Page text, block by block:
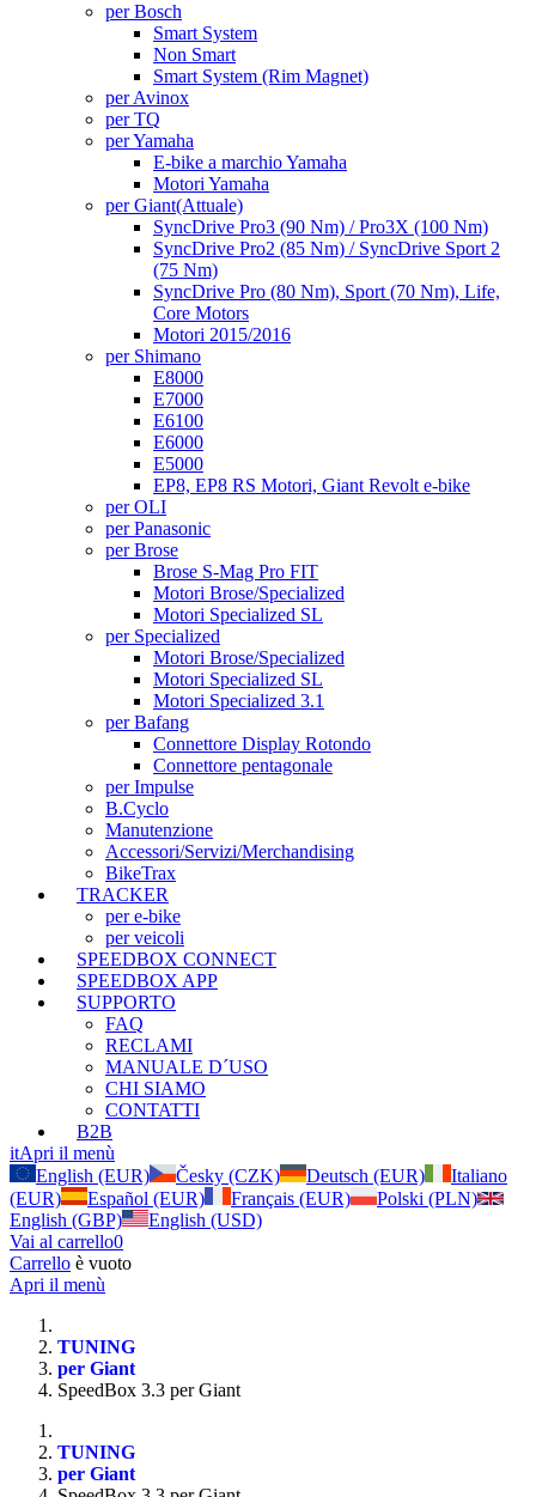
per Bosch
Smart System
Non Smart
Smart System (Rim Magnet)
per Avinox
per TQ
per Yamaha
E-bike a marchio Yamaha
Motori Yamaha
per Giant(Attuale)
SyncDrive Pro3 (90 Nm) / Pro3X (100 Nm)
SyncDrive Pro2 (85 Nm) / SyncDrive Sport 2
(75 Nm)
SyncDrive Pro (80 Nm), Sport (70 Nm), Life,
Core Motors
Motori 2015/2016
per Shimano
E8000
E7000
E6100
E6000
E5000
EP8, EP8 RS Motori, Giant Revolt e-bike
per OLI
per Panasonic
per Brose
Brose S-Mag Pro FIT
Motori Brose/Specialized
Motori Specialized SL
per Specialized
Motori Brose/Specialized
Motori Specialized SL
Motori Specialized 3.1
per Bafang
Connettore Display Rotondo
Connettore pentagonale
per Impulse
B.Cyclo
Manutenzione
Accessori/Servizi/Merchandising
BikeTrax
TRACKER
per e-bike
per veicoli
SPEEDBOX CONNECT
SPEEDBOX APP
SUPPORTO
FAQ
RECLAMI
MANUALE D´USO
CHI SIAMO
CONTATTI
B2B
itApri il menù
English (EUR)
Česky (CZK) Deutsch (EUR)
Italiano
(EUR)
Español (EUR) Français (EUR)
Polski (PLN)
English (GBP)
English (USD)
Vai al carrello0
Carrello è vuoto
Apri il menù
TUNING
per Giant
SpeedBox 3.3 per Giant
TUNING
per Giant